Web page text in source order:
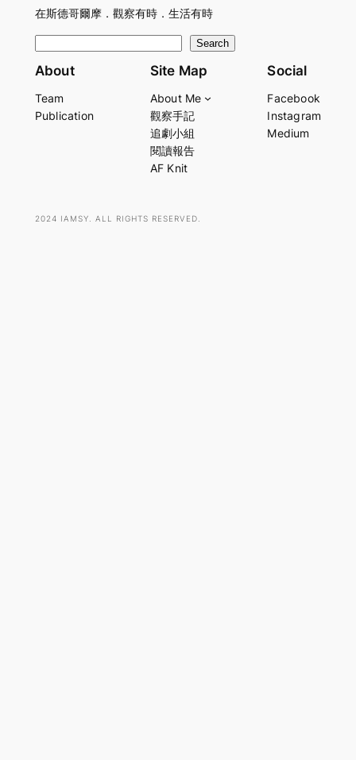
在斯德哥爾摩．觀察有時．生活有時
e
r
Search
About
Team
Publication
Site Map
About Me
觀察手記
追劇小組
閱讀報告
AF Knit
Social
Facebook
Instagram
Medium
2024 IAMSY. ALL RIGHTS RESERVED.